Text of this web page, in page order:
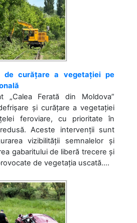
de curățare a vegetației pe
„Calea Ferată din Moldova”
și curățare a vegetației
feroviare, cu prioritate în
Aceste intervenții sunt
vizibilității semnalelor și
gabaritului de liberă trecere și
de vegetația uscată....